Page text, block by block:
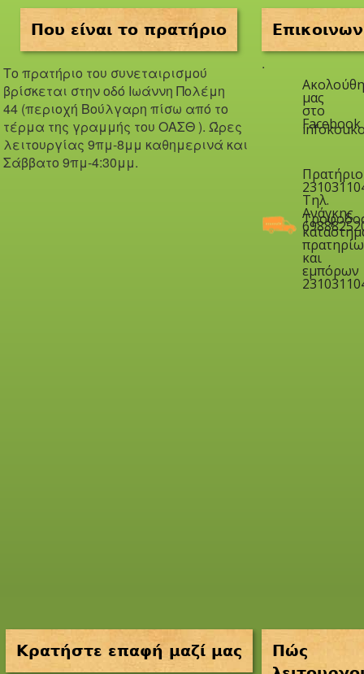
Που είναι το πρατήριο
Το πρατήριο του συνεταιρισμού
βρίσκεται στην οδό Iωάννη Πολέμη
44 (περιοχή Βούλγαρη πίσω από το
τέρμα της γραμμής του ΟΑΣΘ ). Ώρες
λειτουργίας 9πμ-8μμ καθημερινά και
Σάββατο 9πμ-4:30μμ.
.
μας
στο
Facebook
Πρατήριο
Τηλ.
Ανάγκης
και
εμπόρων
Κρατήστε επαφή μαζί μας
Πώς